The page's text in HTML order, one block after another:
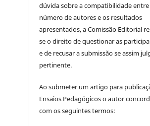
dúvida sobre a compatibilidade
número de autores e os resultados
apresentados, a Comissão Editorial
se o direito de questionar as
e de recusar a submissão se assim
pertinente.
Ao submeter um artigo para
Ensaios Pedagógicos o autor
com os seguintes termos: